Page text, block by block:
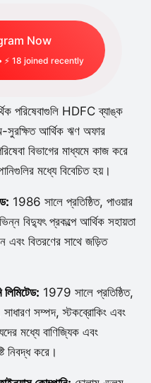
Now
18 joined recently
পরিষেবাগুলি HDFC ব্যাঙ্ক
সুরক্ষিত আর্থিক ঋণ অফার
বিভাগের মাধ্যমে কাজ করে
মধ্যে বিবেচিত হয়।
1986 সালে প্রতিষ্ঠিত, পাওয়ার
বিদ্যুৎ প্রকল্পে আর্থিক সহায়তা
এবং বিতরণের সাথে জড়িত
লিমিটেড: 1979 সালে প্রতিষ্ঠিত,
সাধারণ সম্পদ, স্টকব্রোকিং এবং
মধ্যে বাণিজ্যিক এবং
নিবদ্ধ করে।